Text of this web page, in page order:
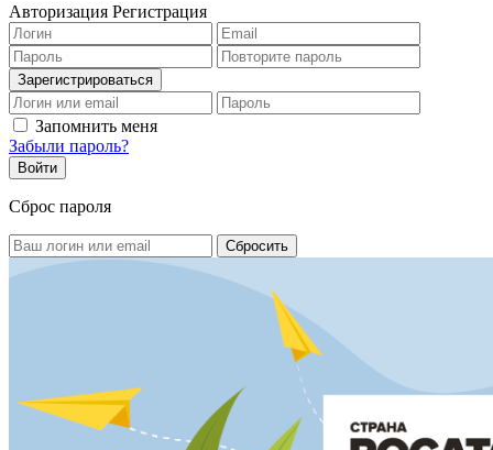
Авторизация Регистрация
Запомнить меня
Забыли пароль?
Сброс пароля